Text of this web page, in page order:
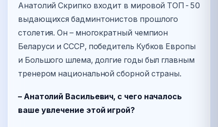
Анатолий Скрипко входит в мировой ТОП-50
выдающихся бадминтонистов прошлого
столетия. Он – многократный чемпион
Беларуси и СССР, победитель Кубков Европы
и Большого шлема, долгие годы был главным
тренером национальной сборной страны.
– Анатолий Васильевич, с чего началось
ваше увлечение этой игрой?